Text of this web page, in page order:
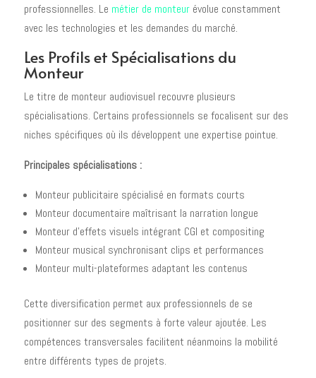
professionnelles. Le métier de monteurévolue constamment
avec les technologies et les demandes du marché.
Les Profils et Spécialisations du
Monteur
Le titre de monteur audiovisuel recouvre plusieurs
spécialisations. Certains professionnels se focalisent sur des
niches spécifiques où ils développent une expertise pointue.
Principales spécialisations :
Monteur publicitaire spécialisé en formats courts
Monteur documentaire maîtrisant la narration longue
Monteur d'effets visuels intégrant CGI et compositing
Monteur musical synchronisant clips et performances
Monteur multi-plateformes adaptant les contenus
Cette diversification permet aux professionnels de se
positionner sur des segments à forte valeur ajoutée. Les
compétences transversales facilitent néanmoins la mobilité
entre différents types de projets.